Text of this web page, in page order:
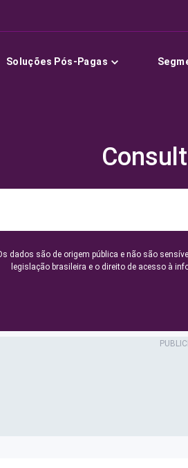
Soluções Pós-Pagas
dados são de origem pública e não são
legislação brasileira e o direito de acesso à